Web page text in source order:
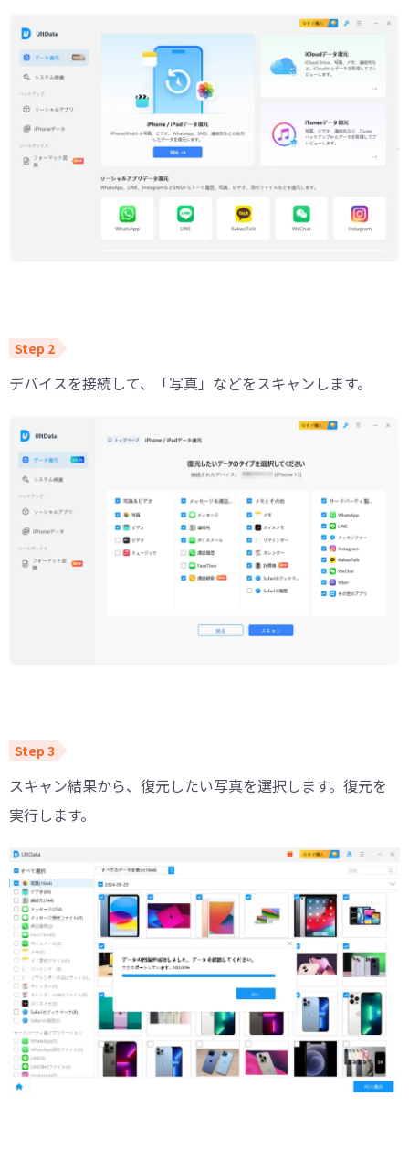
デバイスを接続して、「写真」などをスキャンします。
スキャン結果から、復元したい写真を選択します。復元を
実行します。